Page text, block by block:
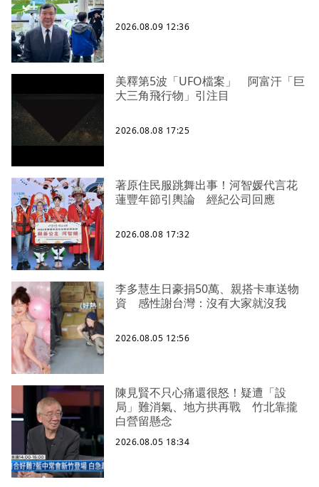
2026.08.09 12:36
美釋第5波「UFO檔案」 阿富汗「巨
大三角飛行物」引注目
2026.08.08 17:25
著原住民服跳舞出事！河智媛代言花
蓮豐年節引輿論 經紀公司回應
2026.08.08 17:32
李多慧生日豪捐50萬、親搭卡車送物
資 感性謝台灣：沒有大家就沒我
2026.08.05 12:56
陳見賢不只心痛還很怒！疑遭「設
局」難消氣、地方拱再戰 竹北靠攏
白營留懸念
2026.08.05 18:34